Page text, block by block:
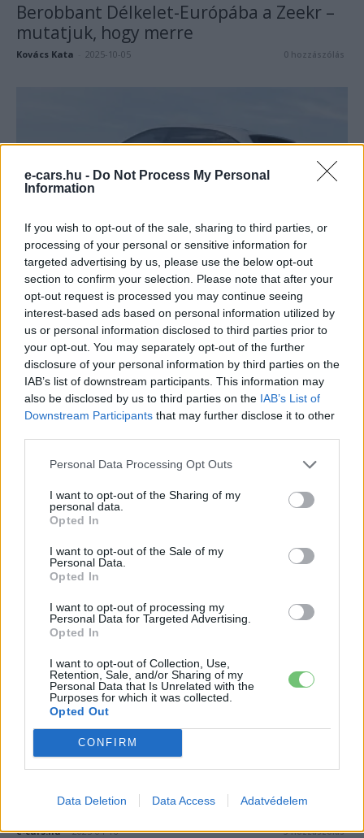
e-cars.hu - Do Not Process My Personal
Information
If you wish to opt-out of the sale, sharing to third parties, or
processing of your personal or sensitive information for
targeted advertising by us, please use the below opt-out
section to confirm your selection. Please note that after your
opt-out request is processed you may continue seeing
interest-based ads based on personal information utilized by
us or personal information disclosed to third parties prior to
your opt-out. You may separately opt-out of the further
disclosure of your personal information by third parties on the
IAB’s list of downstream participants. This information may
also be disclosed by us to third parties on the IAB’s List of
Downstream Participants that may further disclose it to other
Personal Data Processing Opt Outs
I want to opt-out of the Sharing of my
personal data.
Opted In
I want to opt-out of the Sale of my
Personal Data.
Opted In
I want to opt-out of processing my
Personal Data for Targeted Advertising.
Opted In
I want to opt-out of Collection, Use,
Retention, Sale, and/or Sharing of my
Personal Data that Is Unrelated with the
Purposes for which it was collected.
Opted Out
CONFIRM
Data Deletion Data Access Adatvédelem
Berobbant Délkelet-Európába a Zeekr –
mutatjuk, hogy merre
Kovács Kata 2025-10-05 0 hozzászólás
Zeekr
Bekebelezi a Zeekr kínai
elektromosautó-gyártót a Geely
Kovács Kata - 2025-07-22 0 hozzászólás
Megkezdte európai hódító útját a
szupergyorsan tölthető kínai Zeekr 7X
e-cars.hu - 2025-05-22
Zeekr
Íme a ZEEKR 7GT, 825 km hatótávval és
10 perces gyorstöltéssel
e-cars.hu - 2025-04-16 3 hozzászólás